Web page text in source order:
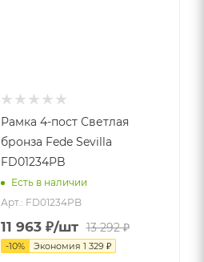
Рамка 4-пост Светлая
бронза Fede Sevilla
FD01234PB
Есть в наличии
Арт.: FD01234PB
11 963₽/шт 13 292₽
-10% Экономия 1 329 ₽